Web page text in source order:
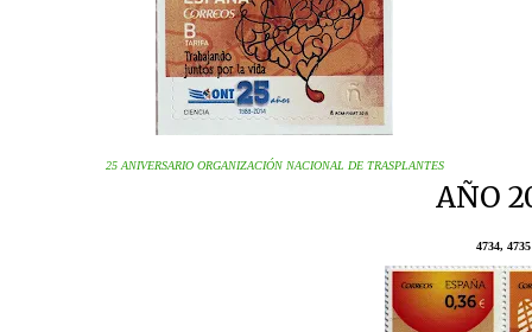
25 ANIVERSARIO ORGANIZACIÓN NACIONAL DE TRASPLANTES
AÑO
4734, 4735